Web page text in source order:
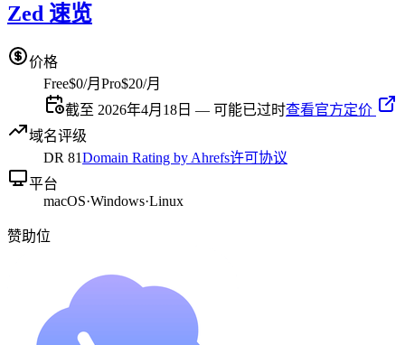
Zed 速览
价格
Free$0/月 Pro$20/月
截至 2026年4月18日 — 可能已过时查看官方定价
域名评级
DR 81Domain Rating by Ahrefs许可协议
平台
macOS·Windows·Linux
赞助位